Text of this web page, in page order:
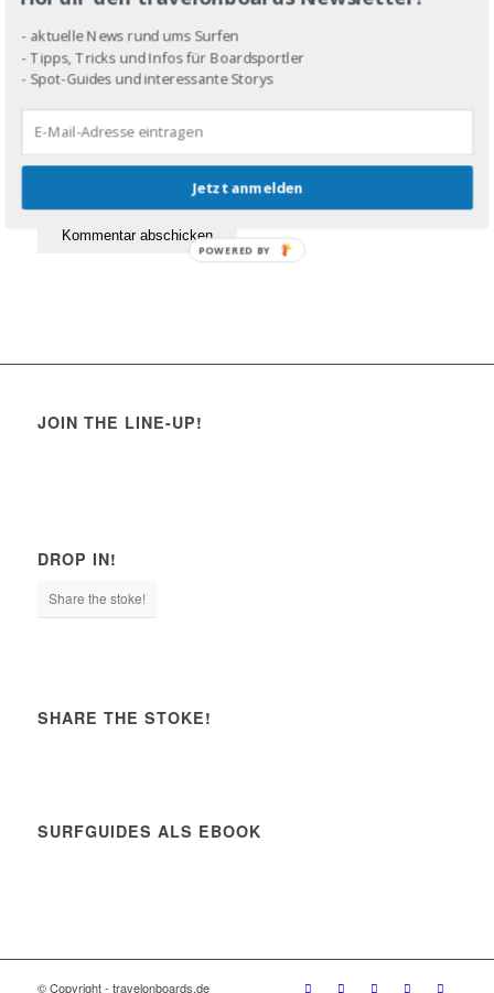
JOIN THE LINE-UP!
DROP IN!
Share the stoke!
SHARE THE STOKE!
SURFGUIDES ALS EBOOK
© Copyright - travelonboards.de
- aktuelle News rund ums Surfen
- Tipps, Tricks und Infos für Boardsportler
- Spot-Guides und interessante Storys
Jetzt anmelden
POWERED BY